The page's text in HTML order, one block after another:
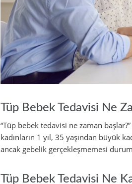
Tüp Bebek Tedavisi Ne
“Tüp bebek tedavisi ne zaman
kadınların 1 yıl, 35 yaşından büyük
ancak gebelik gerçekleşmemesi
Tüp Bebek Tedavisi Ne